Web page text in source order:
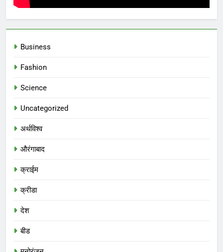
Business
Fashion
Science
Uncategorized
अर्थविश्व
औरंगाबाद
क्राईम
क्रीडा
देश
बीड